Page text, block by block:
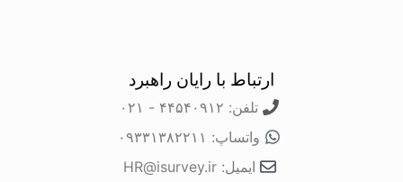
ارتباط با رایان راهبرد
تلفن: ۴۴۵۴۰۹۱۲ - ۰۲۱
واتساپ: ۰۹۳۳۱۳۸۲۲۱۱
ایمیل: HR@isurvey.ir